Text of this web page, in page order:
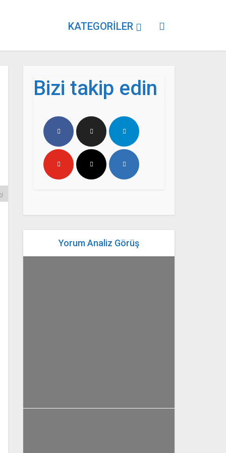
KATEGORILER
Bizi takip edin
Yorum Analiz Görüş